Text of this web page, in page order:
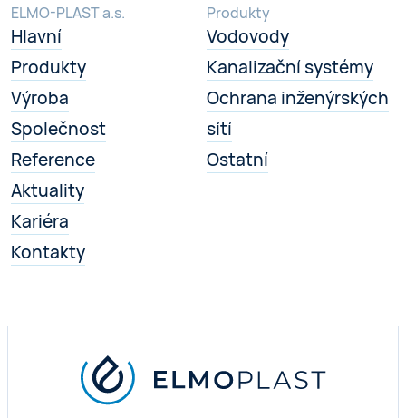
ELMO-PLAST a.s.
Hlavní
Produkty
Výroba
Společnost
Reference
Aktuality
Kariéra
Kontakty
Produkty
Vodovody
Kanalizační systémy
Ochrana inženýrských
sítí
Ostatní